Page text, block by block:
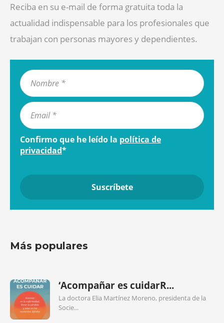
Reciba en su e-mail de forma gratuita toda la
actualidad indispensable para los profesionales que
trabajan con personas mayores y dependientes.
Confirmo que he leído la política de
privacidad*
Más populares
‘Acompañar es cuidarR...
La doctora Elia Martínez Moreno, presidenta de la
Socie...